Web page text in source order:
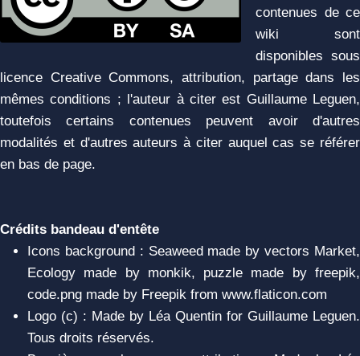
contenues de ce
wiki sont
disponibles sous
licence Creative Commons, attribution, partage dans les
mêmes conditions ; l'auteur à citer est Guillaume Leguen,
toutefois certains contenues peuvent avoir d'autres
modalités et d'autres auteurs à citer auquel cas se référer
en bas de page.
Crédits bandeau d'entête
Icons background : Seaweed made by vectors Market,
Ecology made by monkik, puzzle made by freepik,
code.png made by Freepik from www.flaticon.com
Logo (c) : Made by Léa Quentin for Guillaume Leguen.
Tous droits réservés.